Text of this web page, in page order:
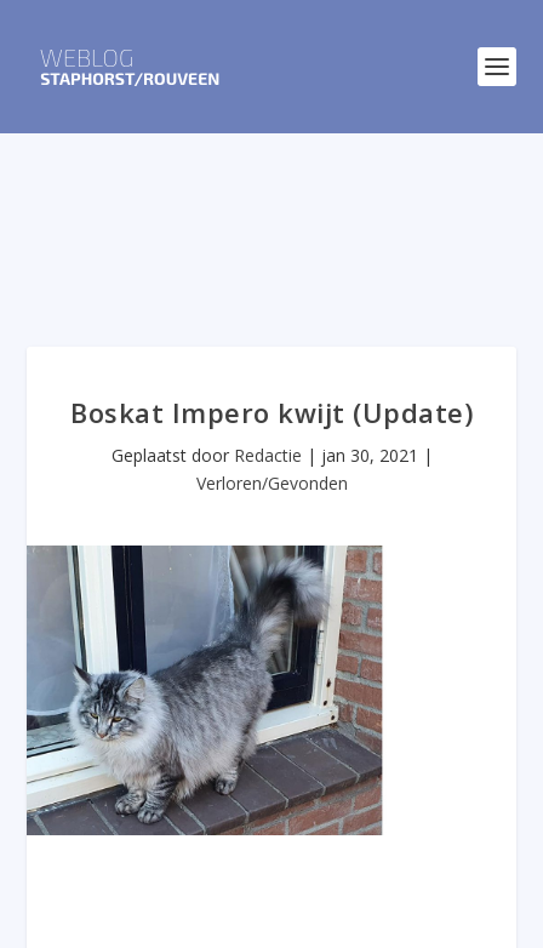
Boskat Impero kwijt (Update)
Geplaatst door Redactie | jan 30, 2021 |
Verloren/Gevonden